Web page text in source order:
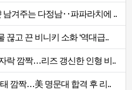
남겨주는 다정남‥파파라치에 ..
끊고 끈 비니키 소화 ‘역대급..
락 깜짝…리즈 갱신한 인형 비..
깜짝…美 명문대 합격 후 리..